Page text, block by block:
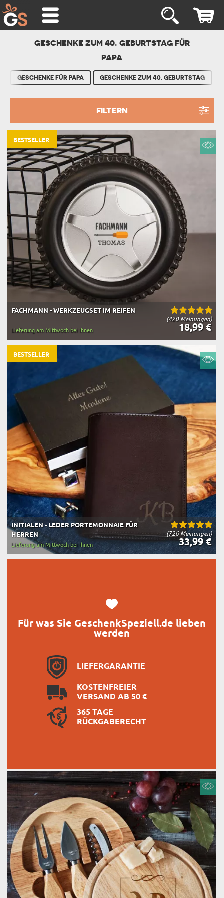
GESCHENKE ZUM 40. GEBURTSTAG FÜR
PAPA
GESCHENKE FÜR PAPA GESCHENKE ZUM 40. GEBURTSTAG
FILTERN
(420 Meinungen)
FACHMANN - WERKZEUGSET IM REIFEN
18,99 €
Lieferung am Mittwoch bei Ihnen
BESTSELLER
(726 Meinungen)
INITIALEN - LEDER PORTEMONNAIE FÜR
HERREN
33,99 €
Lieferung am Mittwoch bei Ihnen
BESTSELLER
Für was Sie GeschenkSpeziell.de lieben
werden
LIEFERGARANTIE
KOSTENFREIER
VERSAND AB 50 €
365 TAGE
RÜCKGABERECHT